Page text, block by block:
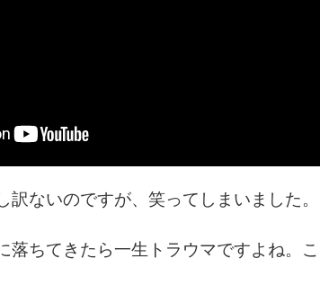
訳ないのですが、笑ってしまいました。
落ちてきたら一生トラウマですよね。